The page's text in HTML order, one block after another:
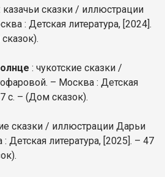
казачьи сказки / иллюстрации
: Детская литература, [2024].
: чукотские сказки /
– Москва : Детская
с. – (Дом сказок).
сказки / иллюстрации Дарьи
литература, [2025]. – 47